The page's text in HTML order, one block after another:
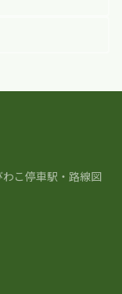
こ停車駅・路線図